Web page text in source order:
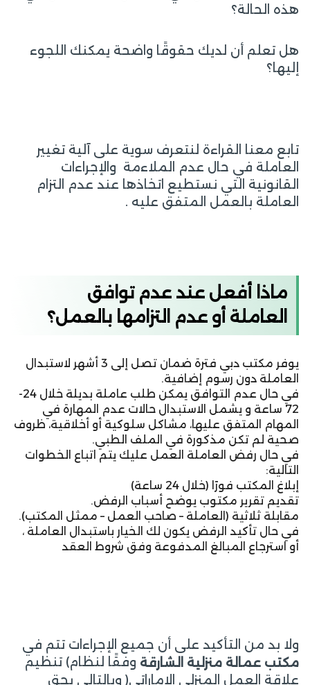
هذه الحالة؟
هل تعلم أن لديك حقوقًا واضحة يمكنك اللجوء
إليها؟
تابع معنا القراءة لنتعرف سوية على آلية تغيير
العاملة في حال عدم الملاءمة والإجراءات
القانونية التي نستطيع اتخاذها عند عدم التزام
العاملة بالعمل المتفق عليه .
ماذا أفعل عند عدم توافق
العاملة أو عدم التزامها بالعمل؟
يوفر مكتب دبي فترة ضمان تصل إلى 3 أشهر لاستبدال
العاملة دون رسوم إضافية.
في حال عدم التوافق يمكن طلب عاملة بديلة خلال 24-
72 ساعة و يشمل الاستبدال حالات عدم المهارة في
المهام المتفق عليها، مشاكل سلوكية أو أخلاقية، ظروف
صحية لم تكن مذكورة في الملف الطبي.
في حال رفض العاملة العمل عليك يتم اتباع الخطوات
التالية:
إبلاغ المكتب فورًا (خلال 24 ساعة)
تقديم تقرير مكتوب يوضح أسباب الرفض.
مقابلة ثلاثية (العاملة – صاحب العمل – ممثل المكتب).
في حال تأكيد الرفض يكون لك الخيار باستبدال العاملة ،
أو استرجاع المبالغ المدفوعة وفق شروط العقد
ولا بد من التأكيد على أن جميع الإجراءات تتم في
مكتب عمالة منزلية الشارقة وفقًا لنظام) تنظيم
علاقة العمل المنزلي الإماراتي( وبالتالي يحق